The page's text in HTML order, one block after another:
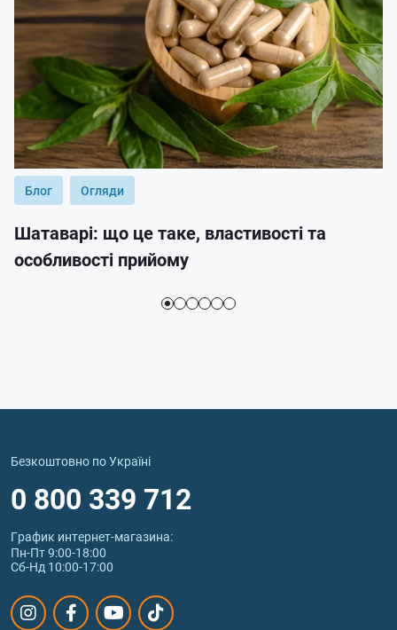
Блог Огляди
Шатаварі: що це таке, властивості та
особливості прийому
Безкоштовно по Україні
0 800 339 712
График интернет‑магазина:
Пн-Пт 9:00-18:00
Сб-Нд 10:00-17:00